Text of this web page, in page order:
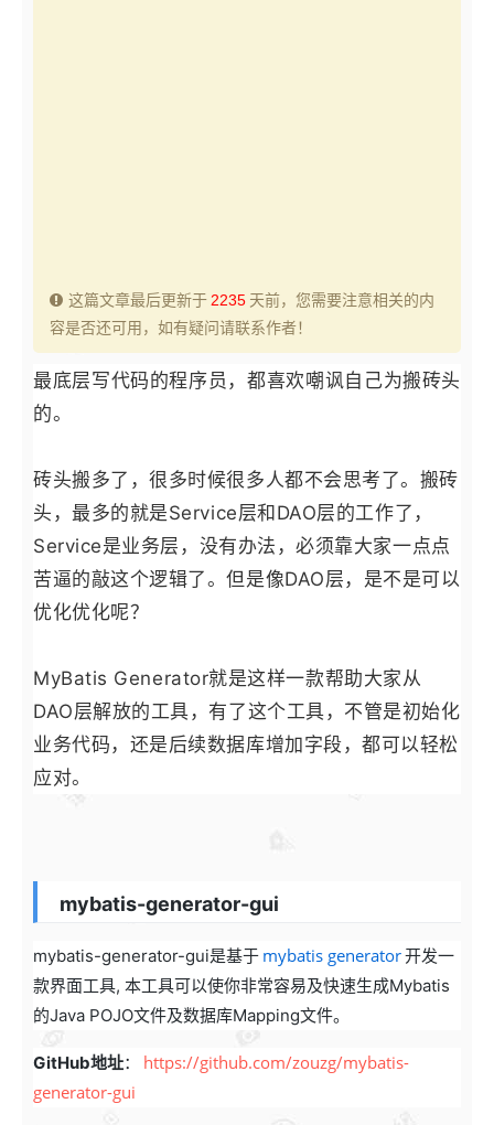
这篇文章最后更新于 2235 天前，您需要注意相关的内
容是否还可用，如有疑问请联系作者！
最底层写代码的程序员，都喜欢嘲讽自己为搬砖头
的。
砖头搬多了，很多时候很多人都不会思考了。搬砖
头，最多的就是Service层和DAO层的工作了，
Service是业务层，没有办法，必须靠大家一点点
苦逼的敲这个逻辑了。但是像DAO层，是不是可以
优化优化呢？
MyBatis Generator就是这样一款帮助大家从
DAO层解放的工具，有了这个工具，不管是初始化
业务代码，还是后续数据库增加字段，都可以轻松
应对。
mybatis-generator-gui
mybatis-generator-gui是基于 mybatis generator开发一
款界面工具, 本工具可以使你非常容易及快速生成Mybatis
的Java POJO文件及数据库Mapping文件。
GitHub地址：
https://github.com/zouzg/mybatis-
generator-gui